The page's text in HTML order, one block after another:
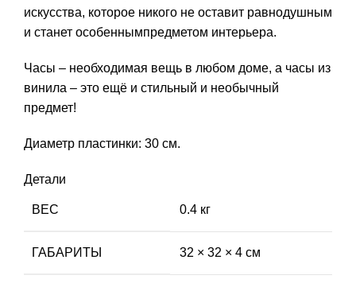
искусства, которое никого не оставит равнодушным
и станет особеннымпредметом интерьера.
Часы – необходимая вещь в любом доме, а часы из
винила – это ещё и стильный и необычный
предмет!
Диаметр пластинки: 30 см.
Детали
ВЕС 0.4 кг
ГАБАРИТЫ 32 × 32 × 4 см